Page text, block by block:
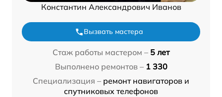
Константин Александрович Иванов
Вызвать мастера
Стаж работы мастером – 5 лет
Выполнено ремонтов – 1 330
Специализация – ремонт навигаторов и
спутниковых телефонов